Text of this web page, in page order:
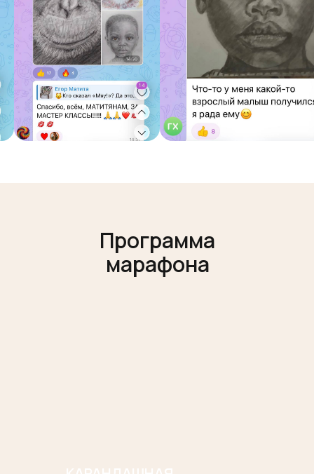
Программа
марафона